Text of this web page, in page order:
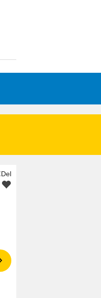
Del